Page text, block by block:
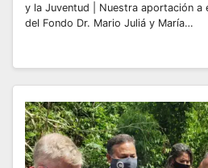
y la Juventud | Nuestra aportación
del Fondo Dr. Mario Juliá y María…